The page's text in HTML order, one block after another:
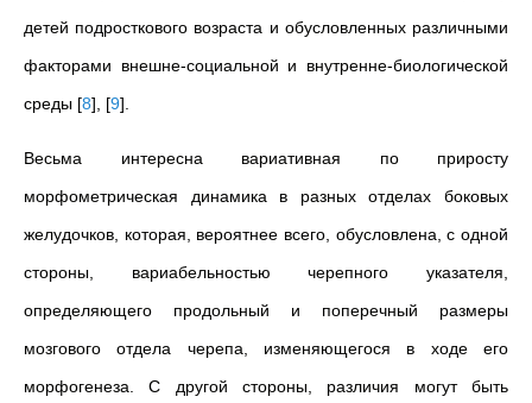
детей подросткового возраста и обусловленных различными
факторами внешне-социальной и внутренне-биологической
среды [8] [9]
Весьма интересна вариативная по приросту
морфометрическая динамика в разных отделах боковых
желудочков, которая, вероятнее всего, обусловлена, с одной
стороны, вариабельностью черепного указателя,
определяющего продольный и поперечный размеры
мозгового отдела черепа, изменяющегося в ходе его
морфогенеза. С другой стороны, различия могут быть